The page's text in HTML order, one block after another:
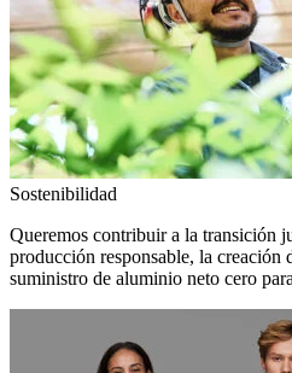
Sostenibilidad
Queremos contribuir a la transición
producción responsable, la creación
suministro de aluminio neto cero